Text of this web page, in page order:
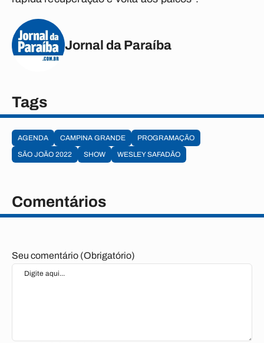
Jornal da Paraíba
Tags
AGENDA CAMPINA GRANDE
PROGRAMAÇÃO
SÃO JOÃO 2022
SHOW WESLEY SAFADÃO
Comentários
Seu comentário (Obrigatório)